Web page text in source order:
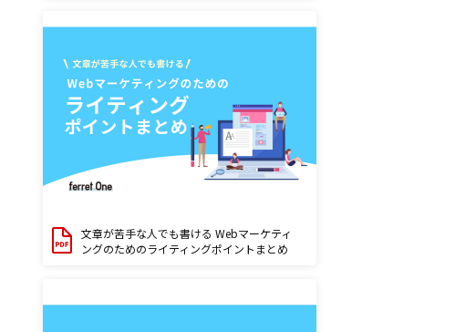
文章が苦手な人でも書ける Webマーケティ
ングのためのライティングポイントまとめ